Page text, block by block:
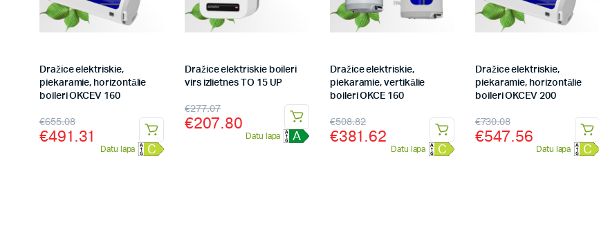
Dražice elektriskie,
piekaramie, horizontālie
boileri OKCEV 160
€655.08
€491.31
Datu lapa C
Dražice elektriskie boileri
virs izlietnes TO 15 UP
€277.07
€207.80
Datu lapa A
Dražice elektriskie,
piekaramie, vertikālie
boileri OKCE 160
€508.82
€381.62
Datu lapa C
Dražice elektriskie,
piekaramie, horizontālie
boileri OKCEV 200
€730.08
€547.56
Datu lapa C